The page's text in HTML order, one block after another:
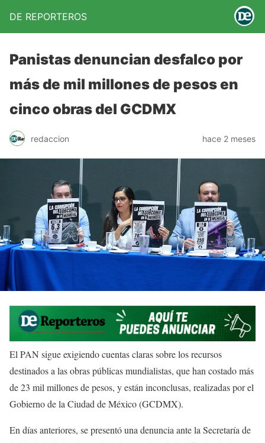
DE REPORTEROS
Panistas denuncian desfalco por
más de mil millones de pesos en
cinco obras del GCDMX
redaccion hace 2 meses
El PAN sigue exigiendo cuentas claras sobre los recursos
destinados a las obras públicas mundialistas, que han costado más
de 23 mil millones de pesos, y están inconclusas, realizadas por el
Gobierno de la Ciudad de México (GCDMX).
En días anteriores, se presentó una denuncia ante la Secretaría de